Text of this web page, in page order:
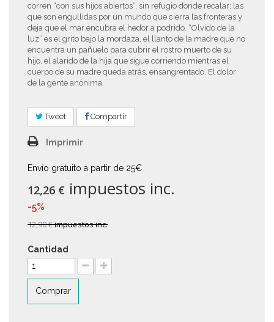
corren “con sus hijos abiertos”, sin refugio donde recalar; las
que son engullidas por un mundo que cierra las fronteras y
deja que el mar encubra el hedor a podrido. “Olvido de la
luz” es el grito bajo la mordaza, el llanto de la madre que no
encuentra un pañuelo para cubrir el rostro muerto de su
hijo, el alarido de la hija que sigue corriendo mientras el
cuerpo de su madre queda atrás, ensangrentado. El dolor
de la gente anónima.
Tweet Compartir
Imprimir
Envío gratuito a partir de 25€
12,26 € impuestos inc.
-5%
12,90 €impuestos inc.
Cantidad
Comprar